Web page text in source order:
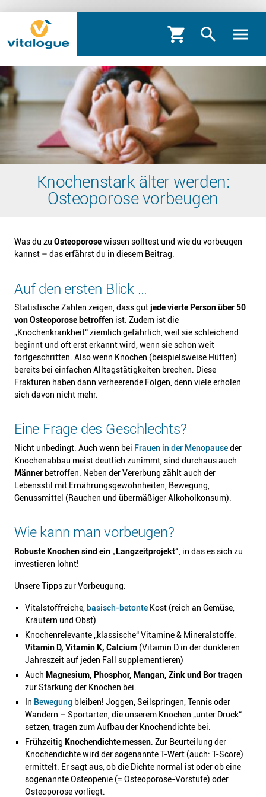
shopping_cart search menu
Knochenstark älter werden:
Osteoporose vorbeugen
Was du zu Osteoporosewissen solltest und wie du vorbeugen
kannst – das erfährst du in diesem Beitrag.
Auf den ersten Blick …
Statistische Zahlen zeigen, dass gutjede vierte Person über 50
von Osteoporose betroffen ist. Zudem ist die
„Knochenkrankheit“ ziemlich gefährlich, weil sie schleichend
beginnt und oft erst erkannt wird, wenn sie schon weit
fortgeschritten. Also wenn Knochen (beispielsweise Hüften)
bereits bei einfachen Alltagstätigkeiten brechen. Diese
Frakturen haben dann verheerende Folgen, denn viele erholen
sich davon nicht mehr.
Eine Frage des Geschlechts?
Nicht unbedingt. Auch wenn bei Frauen in der Menopauseder
Knochenabbau meist deutlich zunimmt, sind durchaus auch
Männer betroffen. Neben der Vererbung zählt auch der
Lebensstil mit Ernährungsgewohnheiten, Bewegung,
Genussmittel (Rauchen und übermäßiger Alkoholkonsum).
Wie kann man vorbeugen?
Robuste Knochen sind ein „Langzeitprojekt“ , in das es sich zu
investieren lohnt!
Unsere Tipps zur Vorbeugung:
Vitalstoffreiche, basisch-betonte Kost (reich an Gemüse,
Kräutern und Obst)
Knochenrelevante „klassische“ Vitamine & Mineralstoffe:
Vitamin D, Vitamin K, Calcium (Vitamin D in der dunkleren
Jahreszeit auf jeden Fall supplementieren)
Auch Magnesium, Phosphor, Mangan, Zink und Bortragen
zur Stärkung der Knochen bei.
In Bewegung bleiben! Joggen, Seilspringen, Tennis oder
Wandern – Sportarten, die unserem Knochen „unter Druck“
setzen, tragen zum Aufbau der Knochendichte bei.
Frühzeitig Knochendichte messen. Zur Beurteilung der
Knochendichte wird der sogenannte T-Wert (auch: T-Score)
ermittelt. Er sagt aus, ob die Dichte normal ist oder ob eine
sogenannte Osteopenie (= Osteoporose-Vorstufe) oder
Osteoporose vorliegt.